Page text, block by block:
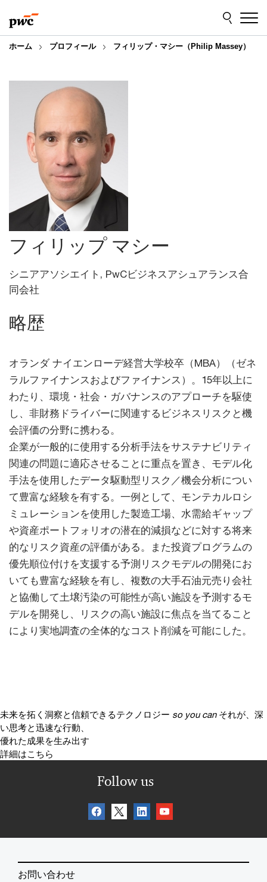
to
content
to
footer
ホーム プロフィール フィリップ・マシー（Philip Massey）
フィリップ マシー
シニアアソシエイト, PwCビジネスアシュアランス合
同会社
略歴
オランダ ナイエンローデ経営大学校卒（MBA）（ゼネ
ラルファイナンスおよびファイナンス）。15年以上に
わたり、環境・社会・ガバナンスのアプローチを駆使
し、非財務ドライバーに関連するビジネスリスクと機
会評価の分野に携わる。
企業が一般的に使用する分析手法をサステナビリティ
関連の問題に適応させることに重点を置き、モデル化
手法を使用したデータ駆動型リスク／機会分析につい
て豊富な経験を有する。一例として、モンテカルロシ
ミュレーションを使用した製造工場、水需給ギャップ
や資産ポートフォリオの潜在的減損などに対する将来
的なリスク資産の評価がある。また投資プログラムの
優先順位付けを支援する予測リスクモデルの開発にお
いても豊富な経験を有し、複数の大手石油元売り会社
と協働して土壌汚染の可能性が高い施設を予測するモ
デルを開発し、リスクの高い施設に焦点を当てること
により実地調査の全体的なコスト削減を可能にした。
未来を拓く洞察と信頼できるテクノロジー so you can それが、深
い思考と迅速な行動、
優れた成果を生み出す
詳細はこちら
Follow us
お問い合わせ